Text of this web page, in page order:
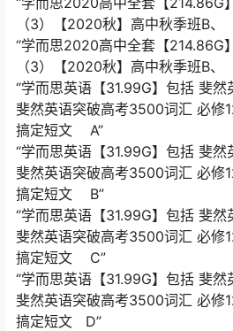
（3）【2020秋】高中秋季班B、
“学而思2020高中全套【214.86G】
（3）【2020秋】高中秋季班B
“学而思英语【31.99G】包括 斐然
斐然英语突破高考3500词汇 必修
搞定短文 A”
“学而思英语【31.99G】包括 斐然
斐然英语突破高考3500词汇 必修
搞定短文 B”
“学而思英语【31.99G】包括 斐然
斐然英语突破高考3500词汇 必修
搞定短文 C”
“学而思英语【31.99G】包括 斐然
斐然英语突破高考3500词汇 必修
搞定短文 D”